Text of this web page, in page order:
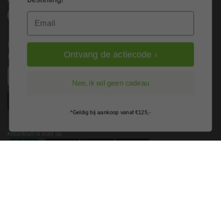
Nieuws, tips en exclusieve deals rechtstreeks in je
inbox
Kitcentrum is trots op:
Ontvang de actiecode ›
Nee, ik wil geen cadeau
*Geldig bij aankoop vanaf €125,-